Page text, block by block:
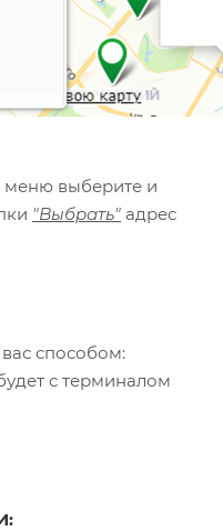
выберите и
"Выбрать" адрес
способом:
с терминалом